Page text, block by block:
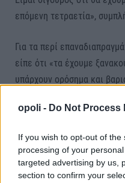
opoli - Do Not Process
If you wish to opt-out of
processing of your
targeted advertising by us,
section to confirm your
επόμενη τετραετία»,
Για τα περί
είπε ότι «τα έχουμε
υπάρχουν ορόσημα και
λεφτά αυτά είναι
αντιπολίτευση. Αν ο
ένα νόμπελ θα ήταν της
συμπλήρωσε.